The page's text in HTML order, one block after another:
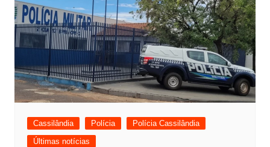
Cassilândia Polícia
Polícia Cassilândia
Últimas notícias